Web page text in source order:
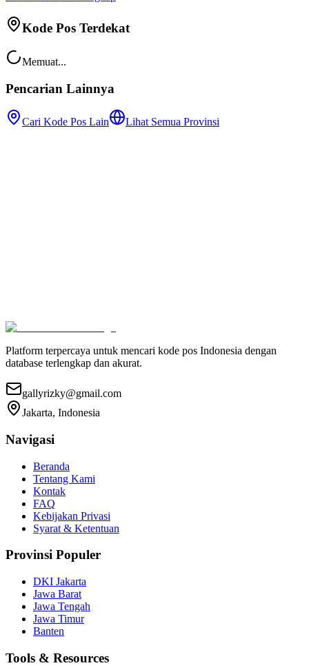
Kode Pos Terdekat
Memuat...
Pencarian Lainnya
Cari Kode Pos Lain Lihat Semua Provinsi
Platform terpercaya untuk mencari kode pos Indonesia dengan
database terlengkap dan akurat.
gallyrizky@gmail.com
Jakarta, Indonesia
Navigasi
Beranda
Tentang Kami
Kontak
FAQ
Kebijakan Privasi
Syarat & Ketentuan
Provinsi Populer
DKI Jakarta
Jawa Barat
Jawa Tengah
Jawa Timur
Banten
Tools & Resources